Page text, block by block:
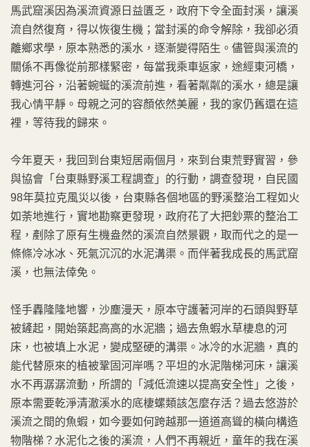
馬武窟溪因為溪流資源日益匱乏，政府下令全面封溪，讓溪
流自然復育，得以恢復生機；當封溪的命令解除，我卻必須
離鄉求學，原本熟悉的溪水，逐漸變得陌生。儘管與溪流的
關係不再像從前那樣緊密，每當我乘車返家，途經東河橋，
轉進河谷，沿著蜿蜒的溪流前進，看著粼粼的溪水，總是讓
我心情平靜。母親之河的容顏依然美麗，我的家仍舊還在這
裡，等待我的歸來。
今年夏天，我回到台東短居兩個月，來到台東荒野實習，參
與協會「台東縣野溪工程調查」的行動，調查發現，自民國
98年莫拉克風災以後，台東縣各個地區的野溪整治工程如火
如荼地進行，實地勘察更發現，政府花了大把鈔票的整治工
程，剷除了原有生機盎然的溪流自然景觀，取而代之的是一
條條冷冰冰、死氣沉沉的水泥溝渠。而伴著我成長的馬武窟
溪，也無法倖免。
怪手轟隆隆地響，沙塵漫天，原本守護著河岸的石頭與野草
被鏟起，開始築起高高的水泥牆；過去魚蝦水草棲息的河
床，也被填上水泥，變成堅硬的溝渠。冰冷的水泥牆，真的
能代替原來的植被鞏固河岸嗎？平坦的水泥階梯河床，讓溪
水不再潺潺流動，所謂的「減低流速以提高安全性」之後，
原本需要乾淨清澈溪水的底棲螺類該怎麼存活？過去悠游於
溪流之間的魚蝦，如今要如何跨越那一道道高聳的橫向構造
物階梯？水泥化之後的溪流，人們不再親近，童年的我在溪